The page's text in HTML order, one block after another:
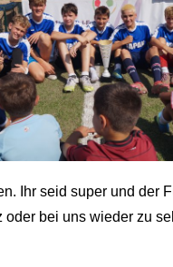
Ihr seid super und der
bei uns wieder zu